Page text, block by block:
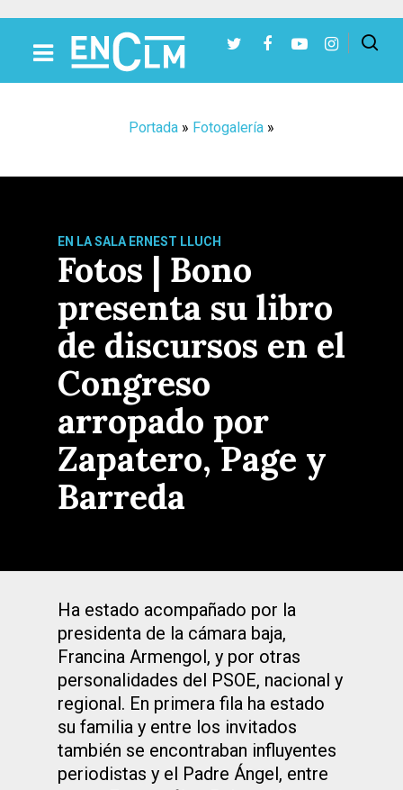
Portada » Fotogalería »
EN LA SALA ERNEST LLUCH
Fotos | Bono
presenta su libro
de discursos en el
Congreso
arropado por
Zapatero, Page y
Barreda
Ha estado acompañado por la
presidenta de la cámara baja,
Francina Armengol, y por otras
personalidades del PSOE, nacional y
regional. En primera fila ha estado
su familia y entre los invitados
también se encontraban influyentes
periodistas y el Padre Ángel, entre